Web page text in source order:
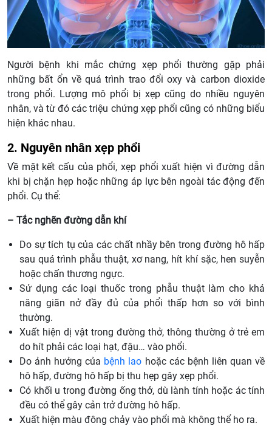
Người bệnh khi mắc chứng xẹp phổi thường gặp phải
những bất ổn về quá trình trao đổi oxy và carbon dioxide
trong phổi. Lượng mô phổi bị xẹp cũng do nhiều nguyên
nhân, và từ đó các triệu chứng xẹp phổi cũng có những biểu
hiện khác nhau.
2. Nguyên nhân xẹp phổi
Về mặt kết cấu của phổi, xẹp phổi xuất hiện vì đường dẫn
khi bị chặn hẹp hoặc những áp lực bên ngoài tác động đến
phổi. Cụ thể:
– Tắc nghẽn đường dẫn khí
Do sự tích tụ của các chất nhầy bên trong đường hô hấp
sau quá trình phẫu thuật, xơ nang, hít khí sặc, hen suyễn
hoặc chấn thương ngực.
Sử dụng các loại thuốc trong phẫu thuật làm cho khả
năng giãn nở đầy đủ của phổi thấp hơn so với bình
thường.
Xuất hiện dị vật trong đường thở, thông thường ở trẻ em
do hít phải các loại hạt, đậu… vào phổi.
Do ảnh hưởng của bệnh lao hoặc các bệnh liên quan về
hô hấp, đường hô hấp bị thu hẹp gây xẹp phổi.
Có khối u trong đường ống thở, dù lành tính hoặc ác tính
đều có thể gây cản trở đường hô hấp.
Xuất hiện màu đông chảy vào phổi mà không thể ho ra.